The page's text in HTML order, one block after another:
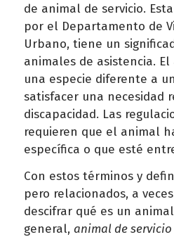
de animal de servicio.
por el Departamento de
Urbano, tiene un
animales de asistencia.
una especie diferente a
satisfacer una necesidad
discapacidad. Las
requieren que el animal
específica o que esté
Con estos términos y
pero relacionados, a
descifrar qué es un
general, animal de servicio